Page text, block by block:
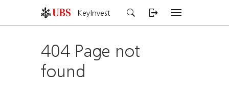
KeyInvest
404 Page not
found